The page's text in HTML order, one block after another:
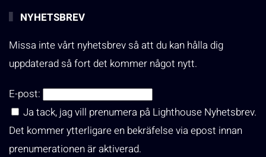
NYHETSBREV
Missa inte vårt nyhetsbrev så att du kan hålla dig
uppdaterad så fort det kommer något nytt.
E-post:
Ja tack, jag vill prenumera på Lighthouse Nyhetsbrev.
Det kommer ytterligare en bekräfelse via epost innan
prenumerationen är aktiverad.